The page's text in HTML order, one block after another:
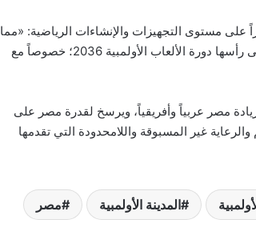
على مستوى التجهيزات والإنشاءات الرياضية: «مما
يجعلها مؤهلة وجاهزة لاستضافة كبريات الفعاليات الرياضية، وعلى رأسها دورة الألعاب الأولمبية 2036؛ خصوصاً مع
أن «نجاح مصر في استضافة أولمبياد 2036 يؤكد ريادة مصر عربياً وأفريقياً، ويرسخ لقدرة مصر على
غير المسبوقة واللامحدودة التي تقدمها
المدينة الأولمبية مصر